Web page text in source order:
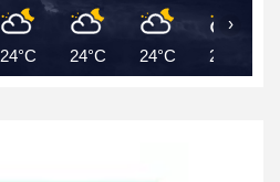
24°C 24°C 24°C 24°C
›